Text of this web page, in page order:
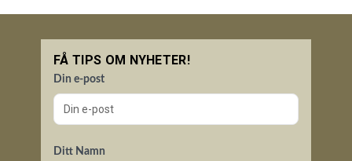
FÅ TIPS OM NYHETER!
Din e-post
Ditt Namn